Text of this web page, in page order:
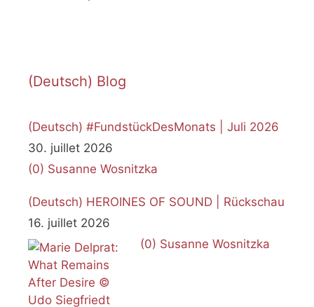
(Deutsch) Blog
(Deutsch) #FundstückDesMonats | Juli 2026
30. juillet 2026
(0) Susanne Wosnitzka
(Deutsch) HEROINES OF SOUND | Rückschau
16. juillet 2026
(0) Susanne Wosnitzka